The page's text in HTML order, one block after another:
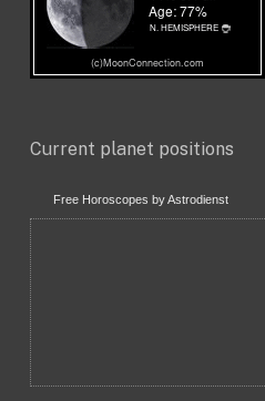
Current planet positions
Free Horoscopes by Astrodienst